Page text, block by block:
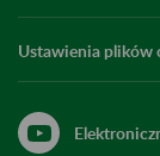
Ustawienia plików